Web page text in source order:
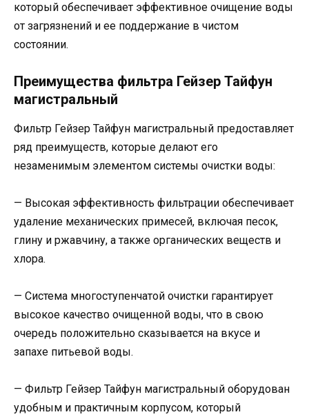
который обеспечивает эффективное очищение воды
от загрязнений и ее поддержание в чистом
состоянии.
Преимущества фильтра Гейзер Тайфун
магистральный
Фильтр Гейзер Тайфун магистральный предоставляет
ряд преимуществ, которые делают его
незаменимым элементом системы очистки воды:
— Высокая эффективность фильтрации обеспечивает
удаление механических примесей, включая песок,
глину и ржавчину, а также органических веществ и
хлора.
— Система многоступенчатой очистки гарантирует
высокое качество очищенной воды, что в свою
очередь положительно сказывается на вкусе и
запахе питьевой воды.
— Фильтр Гейзер Тайфун магистральный оборудован
удобным и практичным корпусом, который